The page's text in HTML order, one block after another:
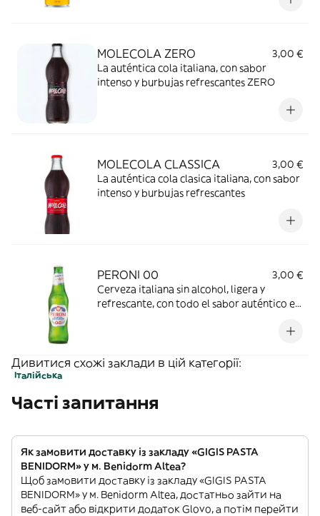
MOLECOLA ZERO
3,00 €
La auténtica cola italiana, con sabor
intenso y burbujas refrescantes ZERO
MOLECOLA CLASSICA
3,00 €
La auténtica cola clasica italiana, con sabor
intenso y burbujas refrescantes
PERONI 00
3,00 €
Cerveza italiana sin alcohol, ligera y
refrescante, con todo el sabor auténtico en
Дивитися схожі заклади в цій категорії:
Італійська
Часті запитання
Як замовити доставку із закладу «GIGIS PASTA
BENIDORM» у м. Benidorm Altea?
Щоб замовити доставку із закладу «GIGIS PASTA
BENIDORM» у м. Benidorm Altea, достатньо зайти на
веб-сайт або відкрити додаток Glovo, а потім перейти